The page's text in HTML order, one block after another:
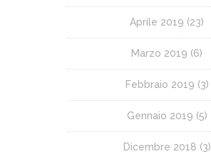
Aprile 2019 (23)
Marzo 2019 (6)
Febbraio 2019 (3)
Gennaio 2019 (5)
Dicembre 2018 (3)